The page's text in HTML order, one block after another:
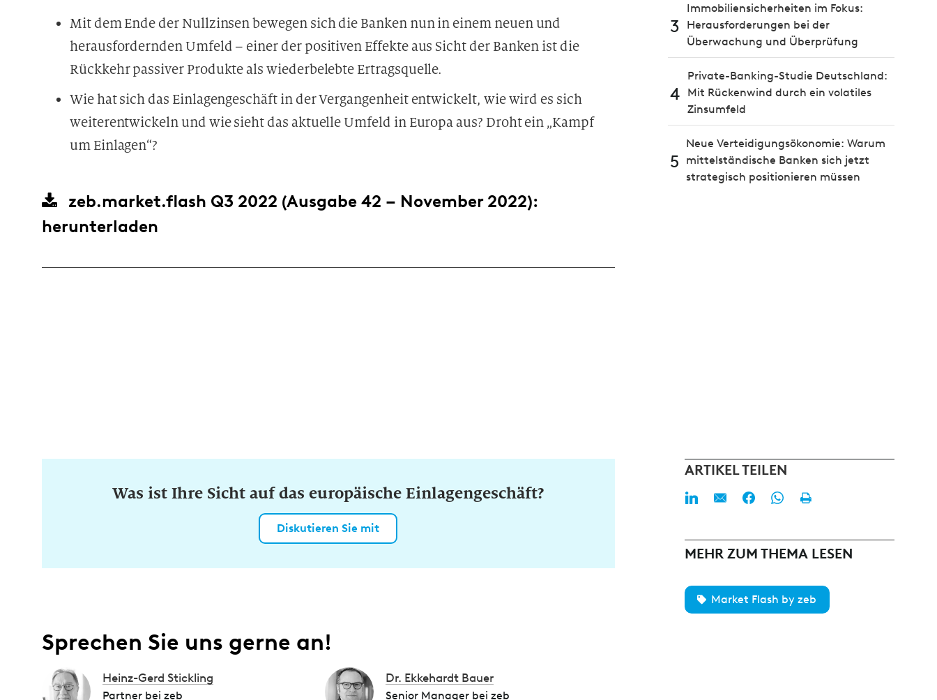
Mit dem Ende der Nullzinsen bewegen sich die Banken nun in einem neuen und
herausfordernden Umfeld – einer der positiven Effekte aus Sicht der Banken ist die
Rückkehr passiver Produkte als wiederbelebte Ertragsquelle.
Wie hat sich das Einlagengeschäft in der Vergangenheit entwickelt, wie wird es sich
weiterentwickeln und wie sieht das aktuelle Umfeld in Europa aus? Droht ein „Kampf
um Einlagen“?
zeb.market.flash Q3 2022 (Ausgabe 42 – November 2022):
herunterladen
3
Immobiliensicherheiten im Fokus:
Herausforderungen bei der
Überwachung und Überprüfung
4
Private-Banking-Studie Deutschland:
Mit Rückenwind durch ein volatiles
Zinsumfeld
5
Neue Verteidigungsökonomie: Warum
mittelständische Banken sich jetzt
strategisch positionieren müssen
Was ist Ihre Sicht auf das europäische Einlagengeschäft?
Diskutieren Sie mit
Sprechen Sie uns gerne an!
Heinz-Gerd Stickling
Partner bei zeb
Dr. Ekkehardt Bauer
Senior Manager bei zeb
ARTIKEL TEILEN
MEHR ZUM THEMA LESEN
Market Flash by zeb